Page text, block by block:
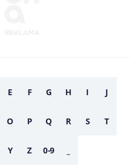
E F G H I J
O P Q R S T
Y Z 0-9